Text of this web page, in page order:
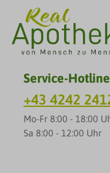
Service-Hotline
+43 4242
Mo-Fr 8:00 - 18:00
Sa 8:00 - 12:00 Uhr